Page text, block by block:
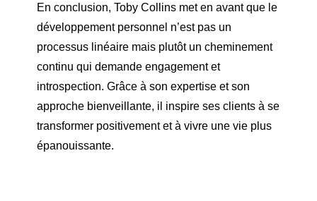
En conclusion, Toby Collins met en avant que le
développement personnel n’est pas un
processus linéaire mais plutôt un cheminement
continu qui demande engagement et
introspection. Grâce à son expertise et son
approche bienveillante, il inspire ses clients à se
transformer positivement et à vivre une vie plus
épanouissante.